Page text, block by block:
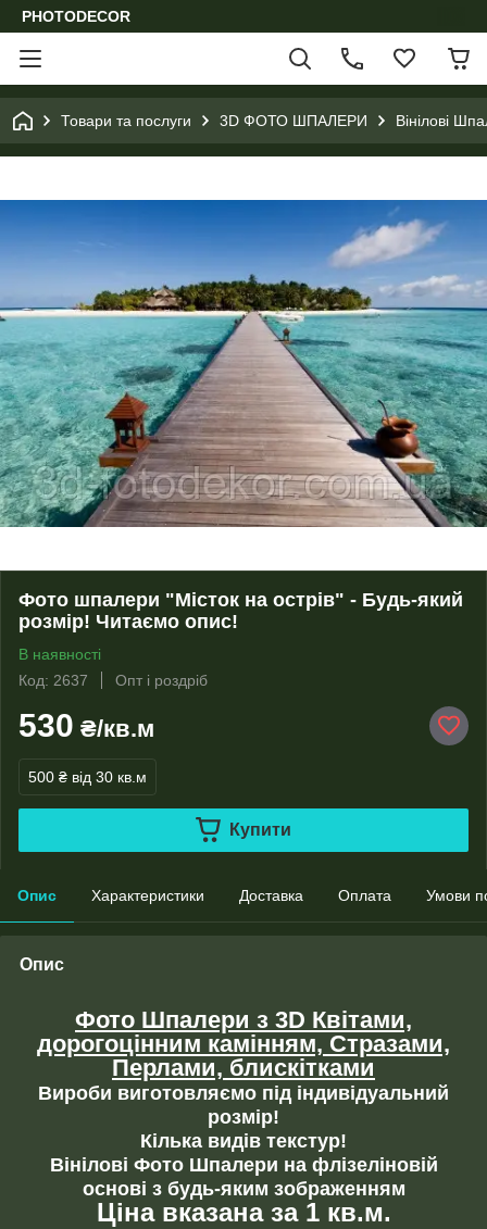
PHOTODECOR
Товари та послуги 3D ФОТО ШПАЛЕРИ Вінілові
Фото шпалери "Місток на острів" - Будь-який
розмір! Читаємо опис!
В наявності
Код: 2637
Опт і роздріб
530 ₴/кв.м
500 ₴ від 30 кв.м
Купити
Опис Характеристики Доставка Оплата Умови
Опис
Фото Шпалери з 3D Квітами,
дорогоцінним камінням, Стразами,
Перлами, блискітками
Вироби виготовляємо під індивідуальний
розмір!
Кілька видів текстур!
Вінілові Фото Шпалери на флізеліновій
основі з будь-яким зображенням
Ціна вказана за 1 кв.м.